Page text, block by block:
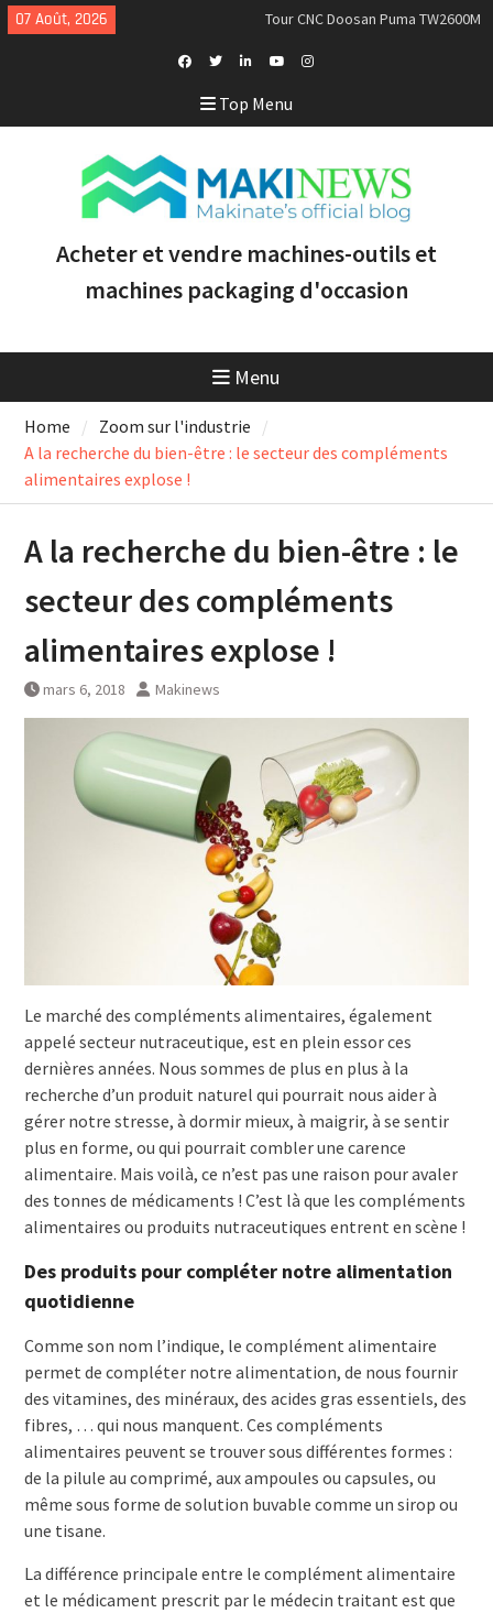
Skip
to
07 Août, 2026
Tour CNC Doosan Puma TW2600M
Nous achetons des tours Mazak
contrôle Smooth et de la
CNC idéal pour augmenter la
productivité et la rentabilité
Facebook
TwitterLinkedin
Profile
Youtube
Top Menu
Acheter et vendre machines-outils et
machines packaging d'occasion
Menu
Home
Zoom sur l'industrie
A la recherche du bien-être : le secteur des compléments
alimentaires explose !
A la recherche du bien-être : le
secteur des compléments
alimentaires explose !
mars 6, 2018 Makinews
Le marché des compléments alimentaires, également
appelé secteur nutraceutique, est en plein essor ces
dernières années. Nous sommes de plus en plus à la
recherche d’un produit naturel qui pourrait nous aider à
gérer notre stresse, à dormir mieux, à maigrir, à se sentir
plus en forme, ou qui pourrait combler une carence
alimentaire. Mais voilà, ce n’est pas une raison pour avaler
des tonnes de médicaments ! C’est là que les compléments
alimentaires ou produits nutraceutiques entrent en scène !
Des produits pour compléter notre alimentation
quotidienne
Comme son nom l’indique, le complément alimentaire
permet de compléter notre alimentation, de nous fournir
des vitamines, des minéraux, des acides gras essentiels, des
fibres, … qui nous manquent. Ces compléments
alimentaires peuvent se trouver sous différentes formes :
de la pilule au comprimé, aux ampoules ou capsules, ou
même sous forme de solution buvable comme un sirop ou
une tisane.
La différence principale entre le complément alimentaire
et le médicament prescrit par le médecin traitant est que